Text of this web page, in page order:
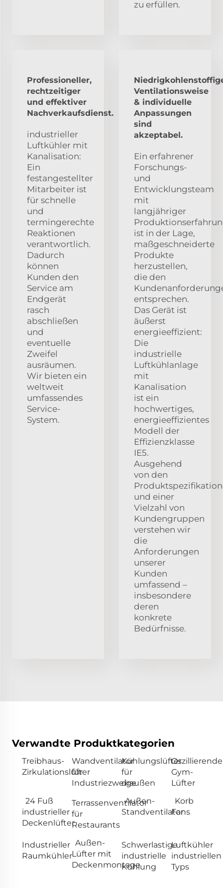
zu erfüllen.
Professioneller,
rechtzeitiger
und effektiver
Nachverkaufsdienst.
industrieller
Luftkühler mit
Kanalisation:
Ein
festangestellter
Mitarbeiter ist
für schnelle
und
termingerechte
Reaktionen
verantwortlich.
Dadurch
können
Kunden den
Service am
Endgerät
rasch
abschließen
und
eventuelle
Zweifel
ausräumen.
Wir bieten ein
weltweit
umfassendes
Service-
System.
Ventilationsweise
& individuelle
Anpassungen
sind
akzeptabel.
Ein erfahrener
Forschungs-
und
Entwicklungsteam
mit
langjähriger
ist in der Lage,
maßgeschneiderte
Produkte
herzustellen,
die den
entsprechen.
Das Gerät ist
äußerst
energieeffizient:
Die
industrielle
Luftkühlanlage
mit
Kanalisation
ist ein
hochwertiges,
energieeffizientes
Modell der
Effizienzklasse
IE5.
Ausgehend
von den
und einer
Vielzahl von
Kundengruppen
verstehen wir
die
Anforderungen
unserer
Kunden
umfassend –
insbesondere
deren
konkrete
Bedürfnisse.
Verwandte Produktkategorien
Treibhaus-
Zirkulationslüfter
Wandventilator
für
Industriezweige
Kühlungslüfter
für
draußen
Gym-
Lüfter
24 Fuß
industrieller
Deckenlüfter
Terrassenventilator
für
Restaurants
Außen-
Standventilator
Korb
Fans
Industrieller
Raumkühler
Außen-
Lüfter mit
Deckenmontage
Schwerlastige
industrielle
Kühlung
Luftkühler
industriellen
Typs